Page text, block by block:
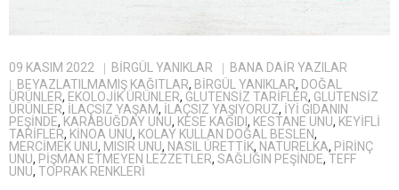
09 KASIM 2022 BIRGÜL YANIKLAR
BANA DAIR YAZILAR
BEYAZLATILMAMIŞ KAĞITLAR, BİRGÜL YANIKLAR, DOĞAL
ÜRÜNLER, EKOLOJIK ÜRÜNLER, GLUTENSIZ TARIFLER, GLUTENSIZ
ÜRÜNLER, ILAÇSIZ YAŞAM, ILAÇSIZ YAŞIYORUZ, IYI GIDANIN
PEŞINDE, KARABUĞDAY UNU, KESE KAĞIDI , KESTANE UNU, KEYIFLI
TARIFLER, KINOA UNU, KOLAY KULLAN DOĞAL BESLEN,
MERCIMEK UNU, MISIR UNU, NASIL ÜRETTIK, NATURELKA, PIRINÇ
UNU, PIŞMAN ETMEYEN LEZZETLER, SAĞLIĞIN PEŞINDE, TEFF
UNU, TOPRAK RENKLERI